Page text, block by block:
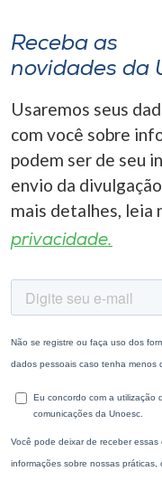
Store
o idioma
A+
A-
Receba as
novidades da
Usaremos seus
com você sobre
podem ser de seu
envio da
mais detalhes, leia
privacidade.